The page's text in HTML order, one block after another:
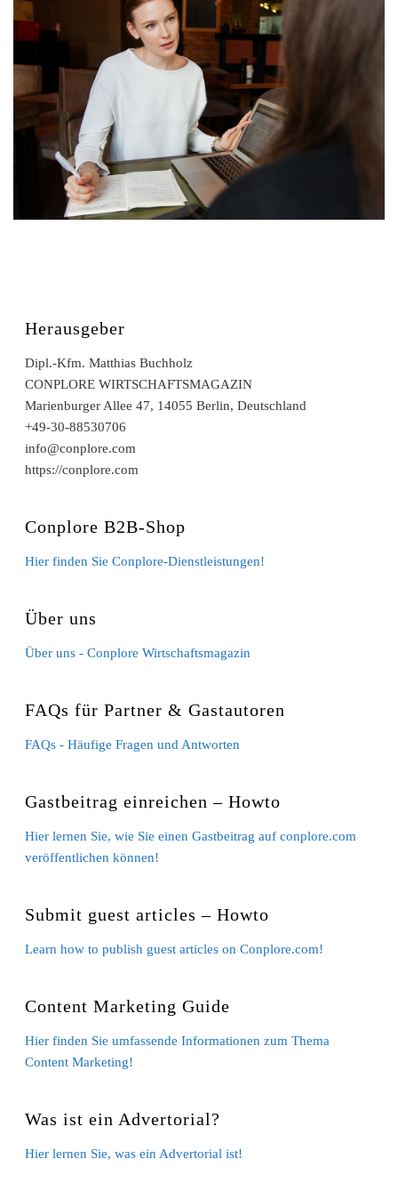
Herausgeber
Dipl.-Kfm. Matthias Buchholz
CONPLORE WIRTSCHAFTSMAGAZIN
Marienburger Allee 47, 14055 Berlin, Deutschland
+49-30-88530706
info@conplore.com
https://conplore.com
Conplore B2B-Shop
Hier finden Sie Conplore-Dienstleistungen!
Über uns
Über uns - Conplore Wirtschaftsmagazin
FAQs für Partner & Gastautoren
FAQs - Häufige Fragen und Antworten
Gastbeitrag einreichen – Howto
Hier lernen Sie, wie Sie einen Gastbeitrag auf conplore.com
veröffentlichen können!
Submit guest articles – Howto
Learn how to publish guest articles on Conplore.com!
Content Marketing Guide
Hier finden Sie umfassende Informationen zum Thema
Content Marketing!
Was ist ein Advertorial?
Hier lernen Sie, was ein Advertorial ist!